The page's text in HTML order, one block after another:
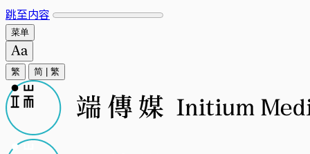
跳至内容
菜单
繁 简 繁